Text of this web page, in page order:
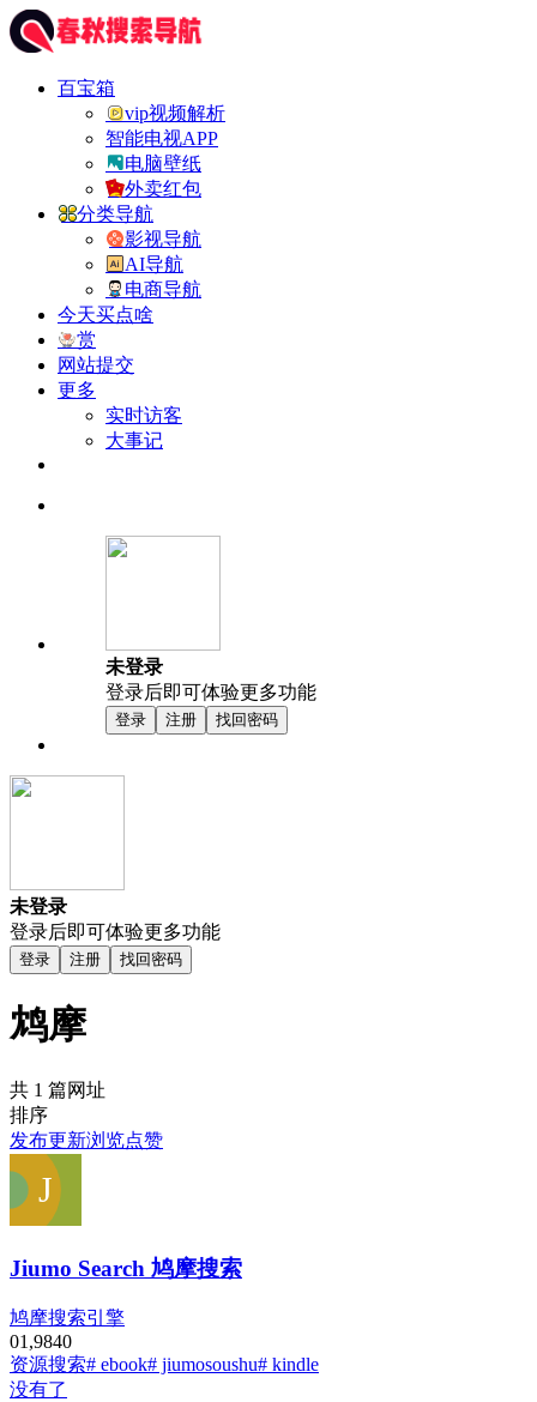
百宝箱
vip视频解析
智能电视APP
电脑壁纸
外卖红包
分类导航
影视导航
AI导航
电商导航
今天买点啥
赏
网站提交
更多
实时访客
大事记
未登录
登录后即可体验更多功能
登录 注册 找回密码
未登录
登录后即可体验更多功能
登录 注册 找回密码
鸩摩
共 1 篇网址
排序
发布更新浏览点赞
Jiumo Search 鸠摩搜索
鸠摩搜索引擎
01,9840
资源搜索# ebook# jiumosoushu# kindle
没有了